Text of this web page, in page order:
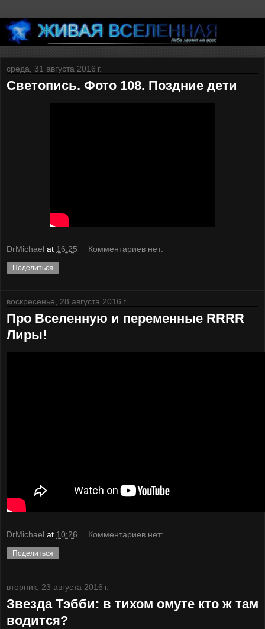
среда, 31 августа 2016 г.
Светопись. Фото 108. Поздние дети
DrMichael at 16:25 Комментариев нет:
Поделиться
воскресенье, 28 августа 2016 г.
Про Вселенную и переменные RRRR
Лиры!
DrMichael at 10:26 Комментариев нет:
Поделиться
вторник, 23 августа 2016 г.
Звезда Тэбби: в тихом омуте кто ж там
водится?